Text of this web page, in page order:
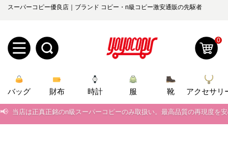
スーパーコピー優良店｜ブランド コピー・n級コピー激安通販の先駆者
規
ユ
ロ
グ
0
バッグ 財布 時計 服 靴
アクセサリ
📢 当店は正真正銘のn級スーパーコピーのみ取扱い。最高品質の再現度を
📢 2026春の新作続々更新中！期間中のご注文でお得な割引をご利用いただ